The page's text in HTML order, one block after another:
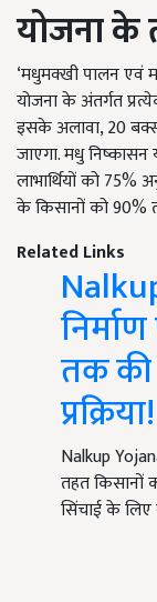
योजना के
‘मधुमक्खी पालन एवं
योजना के अंतर्गत
इसके अलावा, 20
जाएगा. मधु निष्कासन
लाभार्थियों को
के किसानों को 90%
Related Links
तक
प्रक्रिया!
Nalkup
तहत किसानों
सिंचाई के